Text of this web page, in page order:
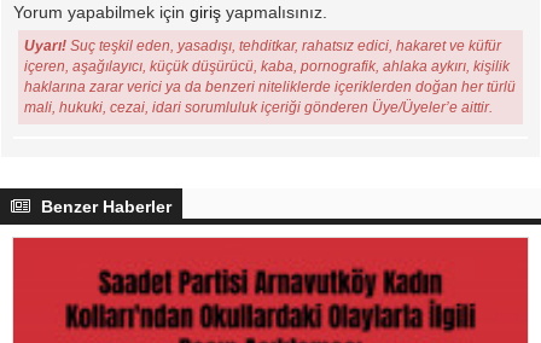
Yorum yapabilmek için giriş yapmalısınız.
Uyarı! Suç teşkil eden, yasadışı, tehditkar, rahatsız edici, hakaret ve küfür
içeren, aşağılayıcı, küçük düşürücü, kaba, pornografik, ahlaka aykırı, kişilik
haklarına zarar verici ya da benzeri niteliklerde içeriklerden doğan her türlü
mali, hukuki, cezai, idari sorumluluk içeriği gönderen Üye/Üyeler’e aittir.
Benzer Haberler